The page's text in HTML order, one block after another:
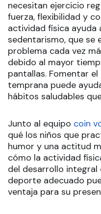
necesitan ejercicio
fuerza, flexibilidad y
actividad física ayuda
sedentarismo, que se
problema cada vez
debido al mayor
pantallas. Fomentar
temprana puede
hábitos saludables
Junto al equipo coin
qué los niños que
humor y una actitud
cómo la actividad
del desarrollo integral
deporte adecuado
ventaja para su